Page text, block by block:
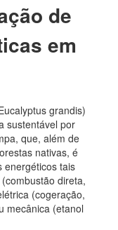
de
em
grandis)
sustentável por
que, além de
nativas, é
energéticos tais
direta,
(cogeração,
mecânica (etanol